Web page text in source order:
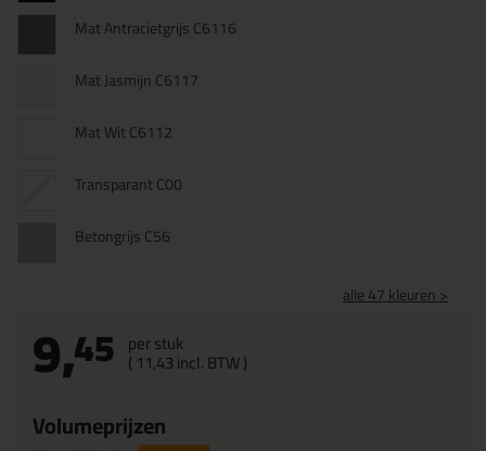
Mat Antracietgrijs C6116
Mat Jasmijn C6117
Mat Wit C6112
Transparant C00
Betongrijs C56
alle 47 kleuren >
9,45 per stuk
( 11,43incl. BTW )
Volumeprijzen